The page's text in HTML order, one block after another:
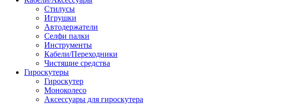
Стилусы
Игрушки
Автодержатели
Селфи палки
Инструменты
Кабели/Переходники
Чистящие средства
Гироскутеры
Гироскутер
Моноколесо
Аксессуары для гироскутера